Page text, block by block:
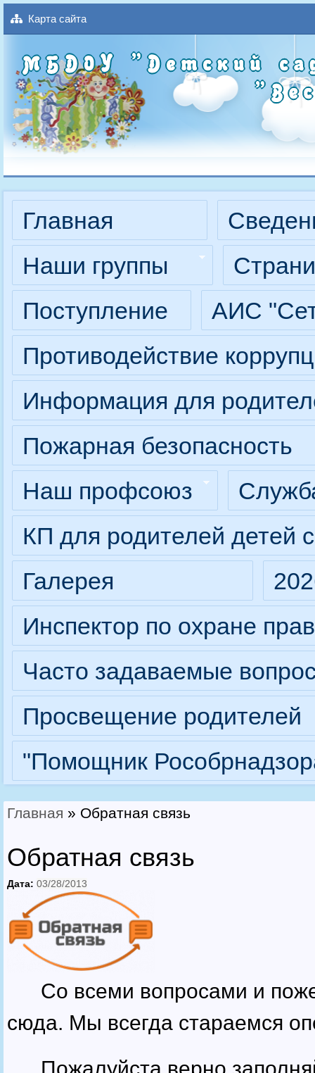
Карта сайта
Главная
Наши группы
Поступление
АИС
Противодействие
Информация для
Пожарная безопасность
Наш профсоюз
КП для родителей детей
Галерея
Инспектор по охране
Часто задаваемые
Просвещение родителей
"Помощник
Вы здесь
Главная » Обратная связь
Обратная связь
Дата: 03/28/2013
Со всеми вопросами и
сюда. Мы всегда стараемся